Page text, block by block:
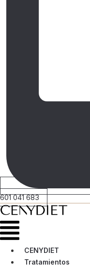
601 041 683
Menú
CENYDIET
Tratamientos